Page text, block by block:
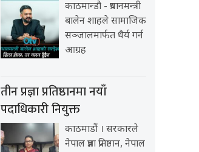
काठमान्डौ - प्रधानमन्त्री
बालेन शाहले सामाजिक
सञ्जालमार्फत धैर्य गर्न
आग्रह
तीन प्रज्ञा प्रतिष्ठानमा नयाँ
पदाधिकारी नियुक्त
काठमाडौं । सरकारले
नेपाल प्रज्ञा प्रतिष्ठान, नेपाल